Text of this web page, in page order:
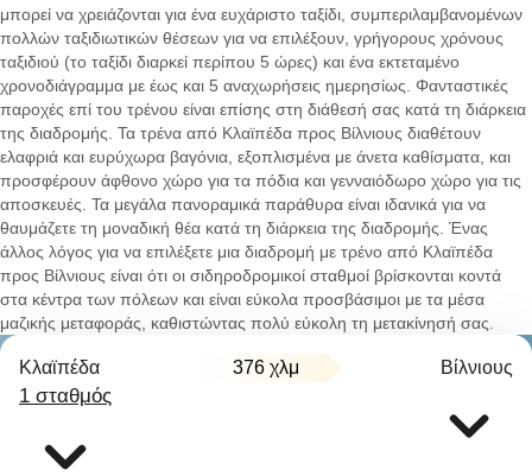
μπορεί να χρειάζονται για ένα ευχάριστο ταξίδι, συμπεριλαμβανομένων
πολλών ταξιδιωτικών θέσεων για να επιλέξουν, γρήγορους χρόνους
ταξιδιού (το ταξίδι διαρκεί περίπου 5 ώρες) και ένα εκτεταμένο
χρονοδιάγραμμα με έως και 5 αναχωρήσεις ημερησίως. Φανταστικές
παροχές επί του τρένου είναι επίσης στη διάθεσή σας κατά τη διάρκεια
της διαδρομής. Τα τρένα από Κλαϊπέδα προς Βίλνιους διαθέτουν
ελαφριά και ευρύχωρα βαγόνια, εξοπλισμένα με άνετα καθίσματα, και
προσφέρουν άφθονο χώρο για τα πόδια και γενναιόδωρο χώρο για τις
αποσκευές. Τα μεγάλα πανοραμικά παράθυρα είναι ιδανικά για να
θαυμάζετε τη μοναδική θέα κατά τη διάρκεια της διαδρομής. Ένας
άλλος λόγος για να επιλέξετε μια διαδρομή με τρένο από Κλαϊπέδα
προς Βίλνιους είναι ότι οι σιδηροδρομικοί σταθμοί βρίσκονται κοντά
στα κέντρα των πόλεων και είναι εύκολα προσβάσιμοι με τα μέσα
μαζικής μεταφοράς, καθιστώντας πολύ εύκολη τη μετακίνησή σας.
Κλαϊπέδα 376 χλμ Βίλνιους
1 σταθμός